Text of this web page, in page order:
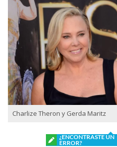
Charlize Theron y Gerda Maritz
¿ENCONTRASTE UN
ERROR?